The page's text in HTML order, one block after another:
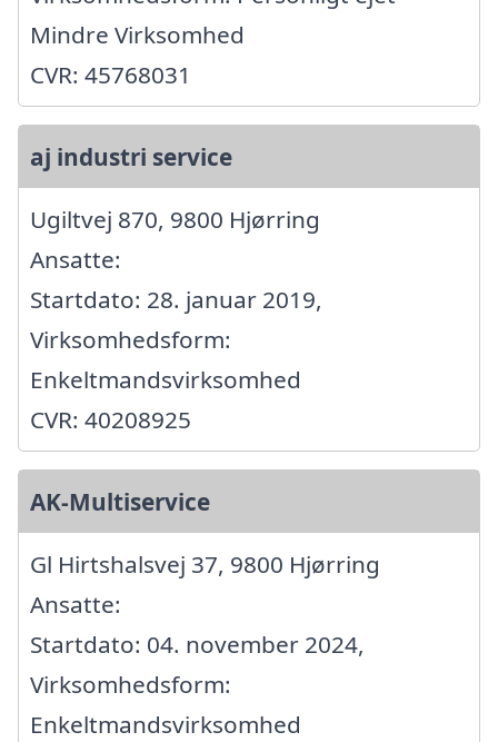
Mindre Virksomhed
CVR: 45768031
aj industri service
Ugiltvej 870, 9800 Hjørring
Ansatte:
Startdato: 28. januar 2019,
Virksomhedsform:
Enkeltmandsvirksomhed
CVR: 40208925
AK-Multiservice
Gl Hirtshalsvej 37, 9800 Hjørring
Ansatte:
Startdato: 04. november 2024,
Virksomhedsform:
Enkeltmandsvirksomhed